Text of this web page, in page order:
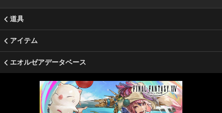
道具
アイテム
エオルゼアデータベース